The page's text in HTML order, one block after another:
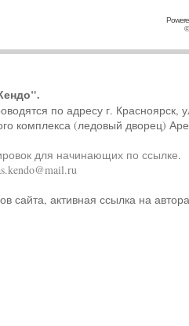
по адресу г. Красноярск,
комплекса (ледовый дворец)
для начинающих по ссылке.
сайта, активная ссылка на